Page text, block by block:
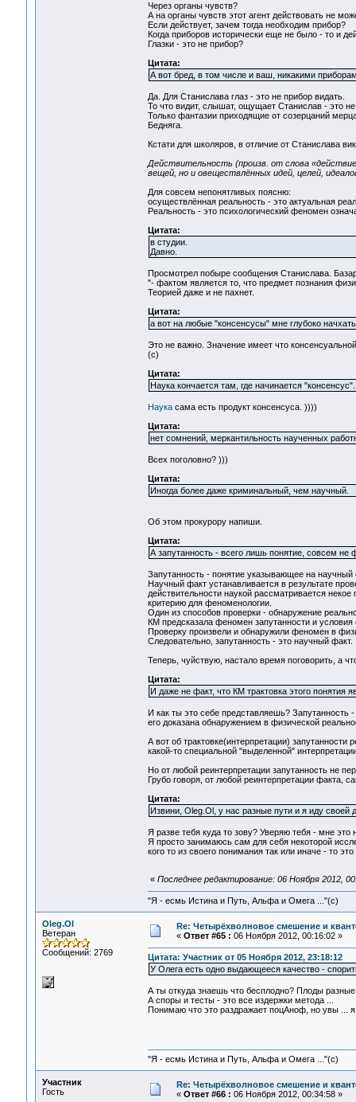
Через органы чувств?
А на органы чувств этот агент действовать не
Если действует, зачем тогда необходим прибор?
Когда приборов исторически еще не было - то и
Глазки - это не прибор?
Цитата:
А вот бред, в том числе и ваш, никакими
Да. Для Станислава глаз - это не прибор видать.
То что видит, слышат, ощущает Станислав - это не
Только фантазии приходящие от созерцаний
Бедняга.
Кстати для школяров, в отличие от Станислава
Действительность (произв. от слова
вещей, но и овеществлённых идей, целей,
Для совсем непонятливых поясню:
осуществлённая реальность - это актуальная
Реальность - это психологический феномен
Цитата:
в студии.
Давно.
Просмотрел побыре сообщения Станислава.
"- фактом является то, что предмет познания
Теорией даже и не пахнет.
Цитата:
а вот на любые "консенсусы" мне глубоко
Это не важно. Значение имеет что
(с)
Цитата:
Наука кончается там, где начинается "консенсус".
Наукасама есть продукт консенсуса. ))))
Цитата:
нет сомнений, меркантильность наученных
Всех поголовно? )))
Цитата:
Иногда более даже криминальный, чем научный.
Об этом прокурору напиши.
Цитата:
А запутанность - всего лишь понятие, совсем не
Запутанность - понятие указывающее на
Научный факт устанавливается в результате
действительности наукой рассматривается
критерию для феноменологии.
Один из способов проверки - обнаружение
КМ предсказала феномен запутанности и условия
Проверку произвели и обнаружили феномен в
Следовательно, запутанность - это научный факт.
Теперь, чуйствую, настало время поговорить, а
Цитата:
И даже не факт, что КМ трактовка этого понятия
И как ты это себе представляешь? Запутанность
его доказана обнаружением в физической
А вот об трактовке(интерпретации)
какой-то специальной "выделенной"
Но от любой реинтерпретации запутанность не
Грубо говоря, от любой реинтерпретации факта,
Цитата:
Извини, Oleg.Ol, у нас разные пути и я иду своей
Я разве тебя куда то зову? Уверяю тебя - мне это
Я просто занимаюсь сам для себя некоторой
кого то из своего понимания так или иначе - то
« Последнее редактирование: 06 Ноября 2012,
"Я - есмь Истина и Путь, Альфа и Омега ..."(с)
Oleg.Ol
Ветеран
Сообщений: 2769
Re: Четырёхволновое смешение и
« Ответ #65 : 06 Ноября 2012, 00:16:02 »
Цитата: Участник от 05 Ноября 2012, 23:18:12
У Олега есть одно выдающееся качество -
А ты откуда знаешь что бесплодно? Плоды
А споры и тесты - это все издержки метода ...
Понимаю что это раздражает поцАноф, но увы ...
"Я - есмь Истина и Путь, Альфа и Омега ..."(с)
Участник
Гость
Re: Четырёхволновое смешение и
« Ответ #66 : 06 Ноября 2012, 00:34:58 »